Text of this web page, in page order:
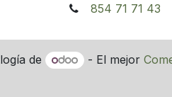
854 71 71 43
de - El mejor